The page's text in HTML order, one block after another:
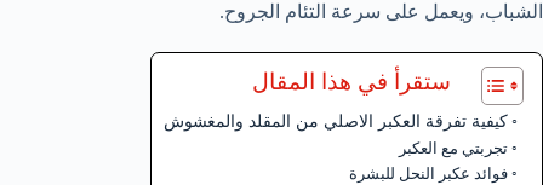
الشباب، ويعمل على سرعة التئام الجروح.
ستقرأ في هذا المقال
كيفية تفرقة العكبر الاصلي من المقلد والمغشوش
تجربتي مع العكبر
فوائد عكبر النحل للبشرة